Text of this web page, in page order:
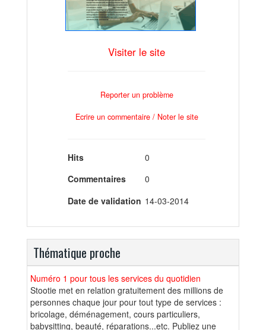
Visiter le site
Reporter un problème
Ecrire un commentaire / Noter le site
Hits
0
Commentaires
0
Date de validation 14-03-2014
Thématique proche
Numéro 1 pour tous les services du quotidien
Stootie met en relation gratuitement des millions de
personnes chaque jour pour tout type de services :
bricolage, déménagement, cours particuliers,
babysitting, beauté, réparations...etc. Publiez une